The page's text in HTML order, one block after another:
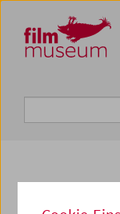
Zum Inhalt
Zum Hauptmenü
Zur Servicenavigation
Zum Suche